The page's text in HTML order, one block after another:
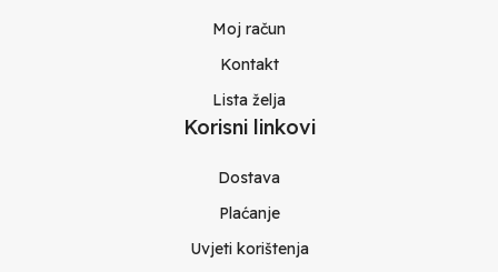
Moj račun
Kontakt
Lista želja
Korisni linkovi
Dostava
Plaćanje
Uvjeti korištenja